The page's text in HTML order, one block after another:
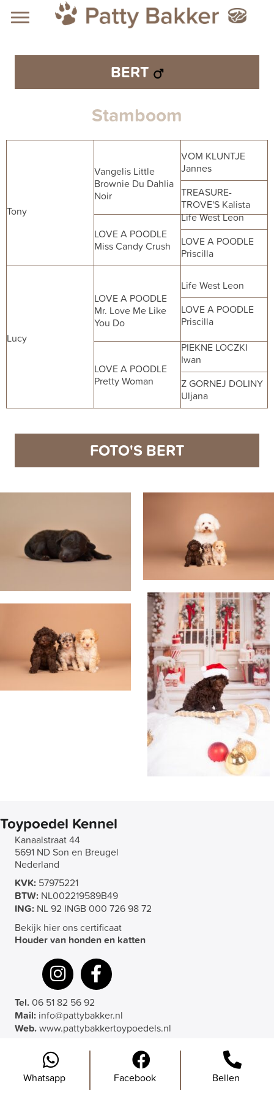
BERT
Stamboom
Vangelis Little
Brownie Du Dahlia
Noir
VOM KLUNTJE
Jannes
TREASURE-
TROVE'S Kalista
Tony
LOVE A POODLE
Miss Candy Crush
Life West Leon
LOVE A POODLE
Priscilla
LOVE A POODLE
Mr. Love Me Like
You Do
Life West Leon
LOVE A POODLE
Priscilla
Lucy
LOVE A POODLE
Pretty Woman
PIEKNE LOCZKI
Iwan
Z GORNEJ DOLINY
Uljana
FOTO'S BERT
Toypoedel Kennel
Kanaalstraat 44
5691 ND Son en Breugel
Nederland
KVK: 57975221
BTW: NL002219589B49
ING: NL 92 INGB 000 726 98 72
Bekijk hier ons certificaat
Houder van honden en katten
Tel.06 51 82 56 92
Mail: info@pattybakker.nl
Web.www.pattybakkertoypoedels.nl
Whatsapp Facebook Bellen